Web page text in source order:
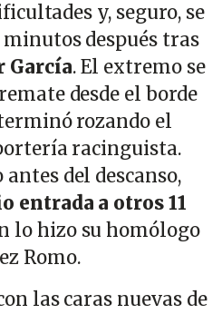
y, seguro, se
después tras
García. El extremo se
desde el borde
rozando el
racinguista.
antes del descanso,
entrada a otros 11
lo hizo su homólogo
Romo.
las caras nuevas de